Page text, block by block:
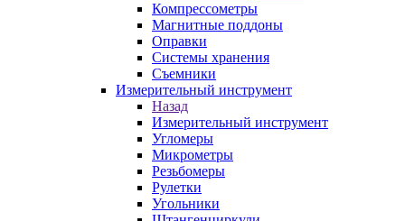
Компрессометры
Магнитные поддоны
Оправки
Системы хранения
Съемники
Измерительный инструмент
Назад
Измерительный инструмент
Угломеры
Микрометры
Резьбомеры
Рулетки
Угольники